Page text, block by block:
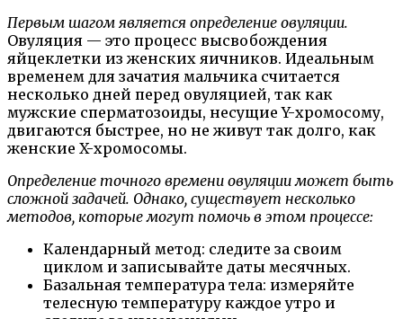
Первым шагом является определение овуляции.
Овуляция — это процесс высвобождения
яйцеклетки из женских яичников. Идеальным
временем для зачатия мальчика считается
несколько дней перед овуляцией, так как
мужские сперматозоиды, несущие Y-хромосому,
двигаются быстрее, но не живут так долго, как
женские X-хромосомы.
Определение точного времени овуляции может быть
сложной задачей. Однако, существует несколько
методов, которые могут помочь в этом процессе:
Календарный метод: следите за своим
циклом и записывайте даты месячных.
Базальная температура тела: измеряйте
телесную температуру каждое утро и